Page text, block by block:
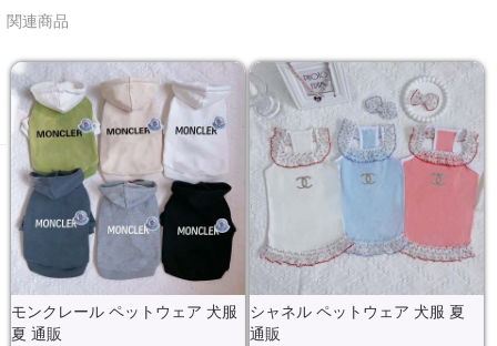
関連商品
モンクレール ペットウェア 犬服
夏 通販
シャネル ペットウェア 犬服 夏
通販